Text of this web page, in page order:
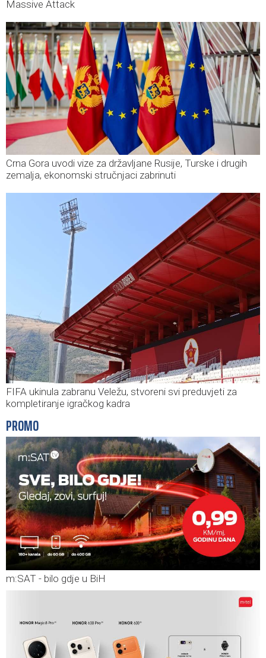
Massive Attack
Crna Gora uvodi vize za državljane Rusije, Turske i drugih
zemalja, ekonomski stručnjaci zabrinuti
FIFA ukinula zabranu Veležu, stvoreni svi preduvjeti za
kompletiranje igračkog kadra
PROMO
m:SAT - bilo gdje u BiH